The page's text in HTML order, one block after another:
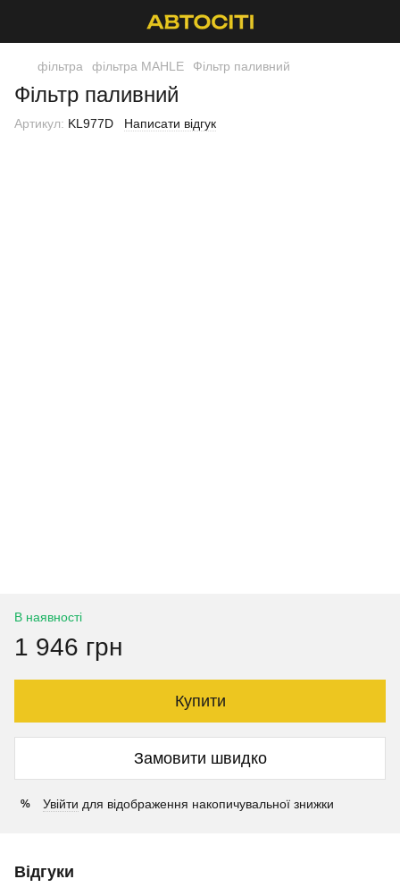
фільтра фільтра MAHLE Фільтр паливний
Фільтр паливний
Артикул: KL977D Написати відгук
В наявності
1 946 грн
Купити
Замовити швидко
% Увійти для відображення накопичувальної знижки
Відгуки